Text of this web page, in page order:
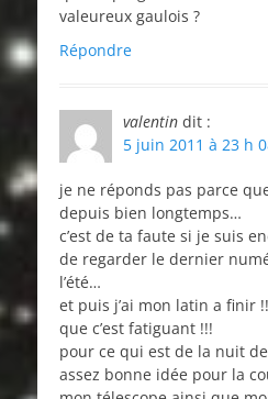
valeureux gaulois ?
Répondre
valentin dit :
5 juin 2011 à 23 h
je ne réponds pas parce
depuis bien longtemps…
c’est de ta faute si je suis
de regarder le dernier
l’été…
et puis j’ai mon latin a finir
que c’est fatiguant !!!
pour ce qui est de la nuit
assez bonne idée pour la